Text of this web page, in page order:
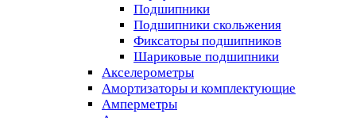
Подшипники
Подшипники скольжения
Фиксаторы подшипников
Шариковые подшипники
Акселерометры
Амортизаторы и комплектующие
Амперметры